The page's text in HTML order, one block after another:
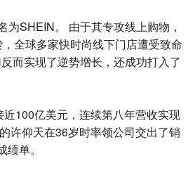
为SHEIN。 由于其专攻线上购物，
全球多家快时尚线下门店遭受致命
而实现了逆势增长，还成功打入了
100亿美元，连续第八年营收实现
许仰天在36岁时率领公司交出了销
单。